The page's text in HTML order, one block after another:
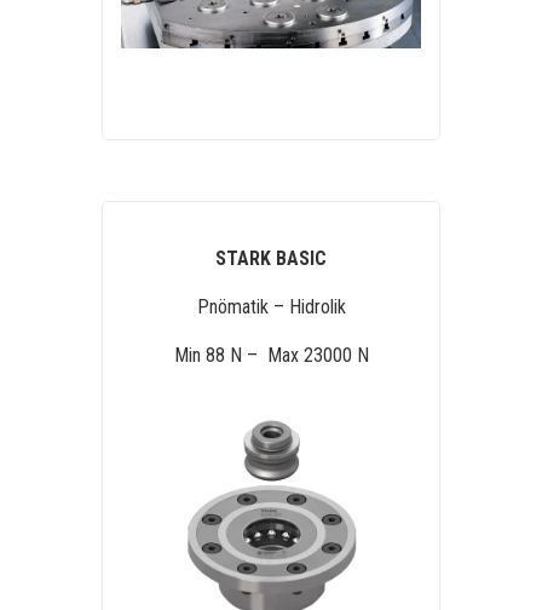
STARK BASIC
Pnömatik – Hidrolik
Min 88 N – Max 23000 N